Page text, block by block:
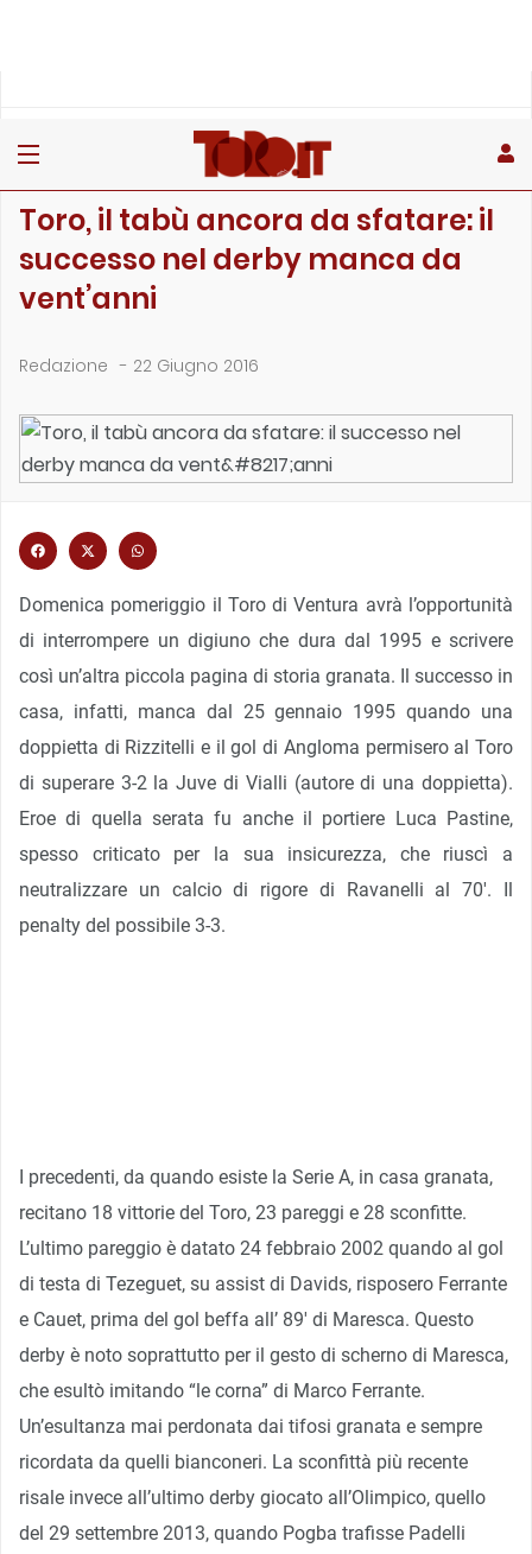
Toro, il tabù ancora da sfatare: il
successo nel derby manca da
vent’anni
Redazione - 22 Giugno 2016
Domenica pomeriggio il Toro di Ventura avrà l’opportunità
di interrompere un digiuno che dura dal 1995 e scrivere
così un’altra piccola pagina di storia granata. Il successo in
casa, infatti, manca dal 25 gennaio 1995 quando una
doppietta di Rizzitelli e il gol di Angloma permisero al Toro
di superare 3-2 la Juve di Vialli (autore di una doppietta).
Eroe di quella serata fu anche il portiere Luca Pastine,
spesso criticato per la sua insicurezza, che riuscì a
neutralizzare un calcio di rigore di Ravanelli al 70′. Il
penalty del possibile 3-3.
I precedenti, da quando esiste la Serie A, in casa granata,
recitano 18 vittorie del Toro, 23 pareggi e 28 sconfitte.
L’ultimo pareggio è datato 24 febbraio 2002 quando al gol
di testa di Tezeguet, su assist di Davids, risposero Ferrante
e Cauet, prima del gol beffa all’ 89′ di Maresca. Questo
derby è noto soprattutto per il gesto di scherno di Maresca,
che esultò imitando “le corna” di Marco Ferrante.
Un’esultanza mai perdonata dai tifosi granata e sempre
ricordata da quelli bianconeri. La sconfittà più recente
risale invece all’ultimo derby giocato all’Olimpico, quello
del 29 settembre 2013, quando Pogba trafisse Padelli